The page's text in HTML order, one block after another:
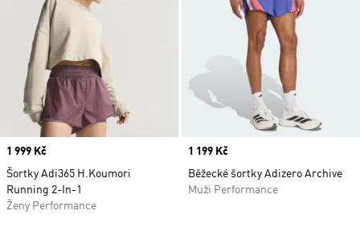
Price
1 999 Kč
Šortky Adi365 H.Koumori
Running 2-In-1
Ženy Performance
Price
1 199 Kč
Běžecké šortky Adizero Archive
Muži Performance